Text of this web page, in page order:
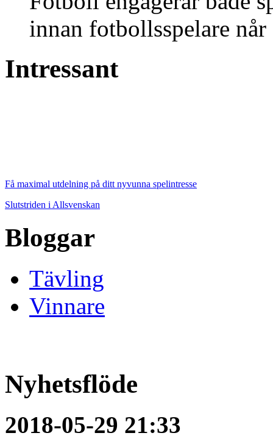
innan fotbollsspelare
Intressant
Få maximal utdelning på ditt nyvunna spelintresse
Slutstriden i Allsvenskan
Bloggar
Tävling
Vinnare
Nyhetsflöde
2018-05-29 21:33